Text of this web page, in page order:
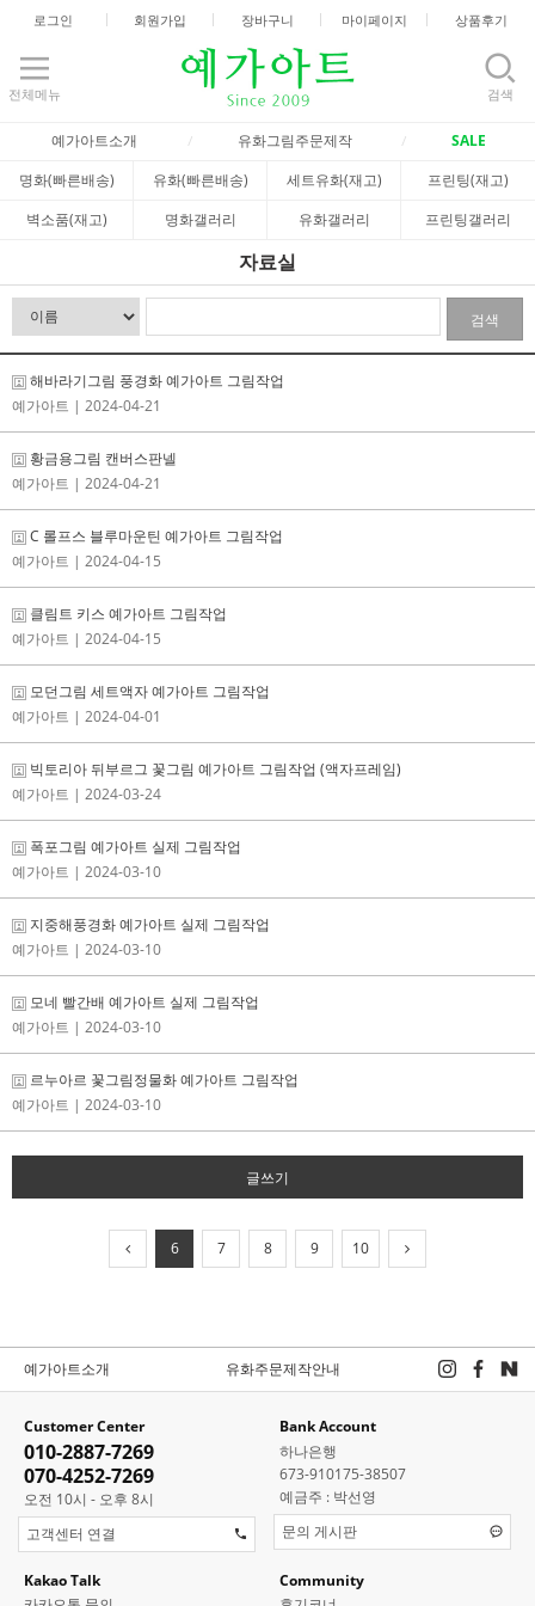
로그인 회원가입 장바구니 마이페이지 상품후기
전체메뉴 검색
예가아트소개 유화그림주문제작
SALE
명화(빠른배송)
유화(빠른배송) 세트유화(재고)
프린팅(재고)
벽소품(재고)
명화갤러리 유화갤러리 프린팅갤러리
자료실
검색
해바라기그림 풍경화 예가아트 그림작업
예가아트 | 2024-04-21
황금용그림 캔버스판넬
예가아트 | 2024-04-21
C 롤프스 블루마운틴 예가아트 그림작업
예가아트 | 2024-04-15
클림트 키스 예가아트 그림작업
예가아트 | 2024-04-15
모던그림 세트액자 예가아트 그림작업
예가아트 | 2024-04-01
빅토리아 뒤부르그 꽃그림 예가아트 그림작업 (액자프레임)
예가아트 | 2024-03-24
폭포그림 예가아트 실제 그림작업
예가아트 | 2024-03-10
지중해풍경화 예가아트 실제 그림작업
예가아트 | 2024-03-10
모네 빨간배 예가아트 실제 그림작업
예가아트 | 2024-03-10
르누아르 꽃그림정물화 예가아트 그림작업
예가아트 | 2024-03-10
글쓰기
6 7 8 9 10
예가아트소개 유화주문제작안내
Customer Center
010-2887-7269
070-4252-7269
오전 10시 - 오후 8시
고객센터 연결
Bank Account
하나은행
673-910175-38507
예금주 : 박선영
문의 게시판
Kakao Talk
Community